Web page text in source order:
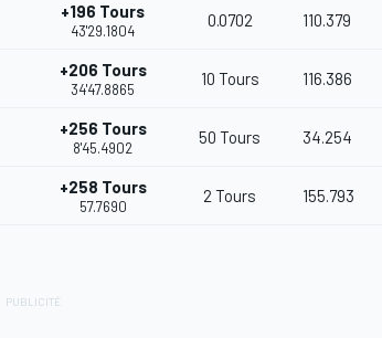
+196 Tours
43'29.1804
0.0702 110.379
+206 Tours
34'47.8865
10 Tours 116.386
+256 Tours
8'45.4902
50 Tours 34.254
+258 Tours
57.7690
2 Tours 155.793